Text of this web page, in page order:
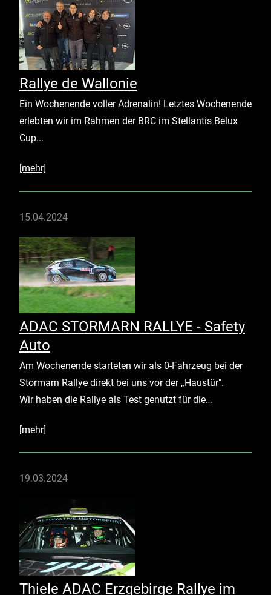
Rallye de Wallonie
Ein Wochenende voller Adrenalin! Letztes Wochenende
erlebten wir im Rahmen der BRC im Stellantis Belux
Cup...
[mehr]
15.04.2024
ADAC STORMARN RALLYE - Safety
Auto
Am Wochenende starteten wir als 0-Fahrzeug bei der
Stormarn Rallye direkt bei uns vor der „Haustür".
Wir haben die Rallye als Test genutzt für die…
[mehr]
19.03.2024
Thiele ADAC Erzgebirge Rallye im